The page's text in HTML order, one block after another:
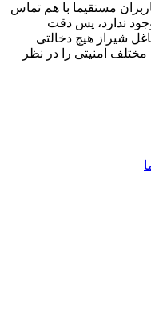
مستقیما با هم تماس
ندارد، پس دقت
شیراز هیچ دخالتی
امنیتی را در نظر